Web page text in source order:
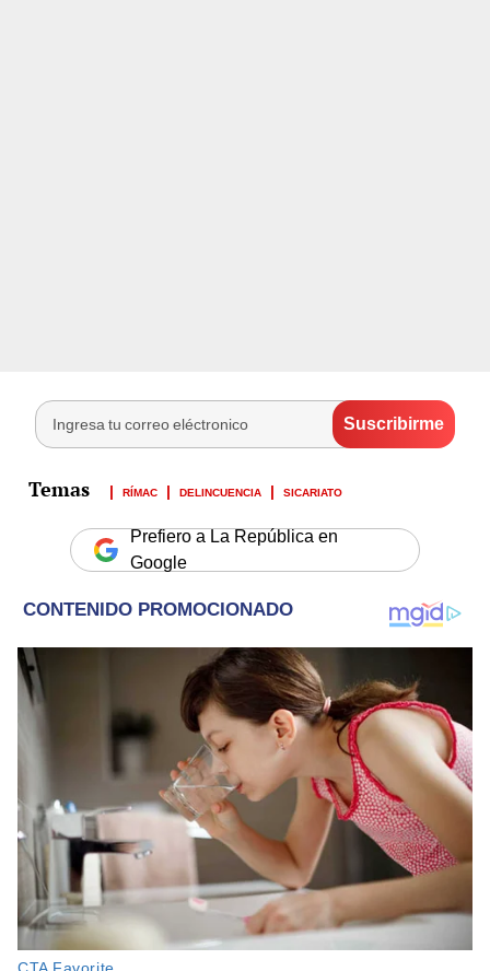
RÍMAC DELINCUENCIA SICARIATO
Prefiero a La República en
Google